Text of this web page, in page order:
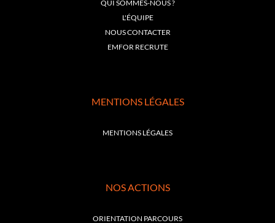
QUI SOMMES-NOUS ?
L'ÉQUIPE
NOUS CONTACTER
EMFOR RECRUTE
MENTIONS LÉGALES
MENTIONS LÉGALES
NOS ACTIONS
ORIENTATION PARCOURS